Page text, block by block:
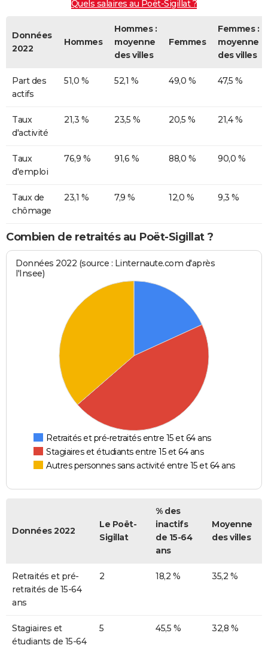
Quels salaires au Poët-Sigillat ?
Données
2022
Hommes
Hommes :
moyenne
des villes
Femmes
Femmes :
moyenne
des villes
Part des
actifs
51,0 % 52,1 % 49,0 % 47,5 %
Taux
d'activité
21,3 % 23,5 % 20,5 % 21,4 %
Taux
d'emploi
76,9 % 91,6 % 88,0 % 90,0 %
Taux de
chômage
23,1 % 7,9 % 12,0 % 9,3 %
Combien de retraités au Poët-Sigillat ?
Données 2022 (source : Linternaute.com d'après
l'Insee)
Retraités et pré-retraités entre 15 et 64 ans
Stagiaires et étudiants entre 15 et 64 ans
Autres personnes sans activité entre 15 et 64 ans
Données 2022
Le Poët-
Sigillat
% des
inactifs
de 15-64
ans
Moyenne
des villes
Retraités et pré-
retraités de 15-64
ans
2 18,2 % 35,2 %
Stagiaires et
étudiants de 15-64
5 45,5 % 32,8 %